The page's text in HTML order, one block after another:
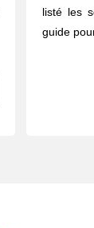
listé les
guide